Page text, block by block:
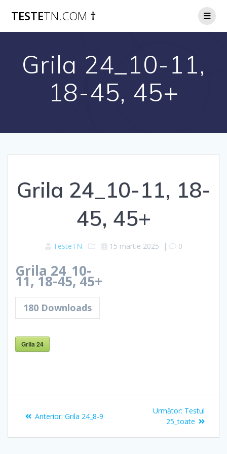
TESTETN.COM †
Grila 24_10-11,
18-45, 45+
Grila 24_10-11, 18-
45, 45+
TesteTN 15 martie 2025 | 0
Grila 24_10-
11, 18-45, 45+
180 Downloads
Grila 24
Anterior: Articolul
Grila 24_8-9
Următor: Articolul
următor:
Testul
25_toate